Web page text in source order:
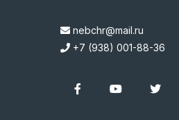
nebchr@mail.ru
+7 (938) 001-88-36